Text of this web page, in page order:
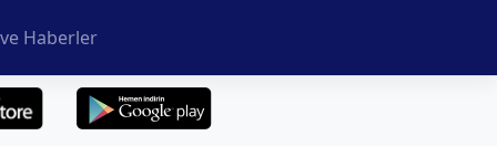
Haberler